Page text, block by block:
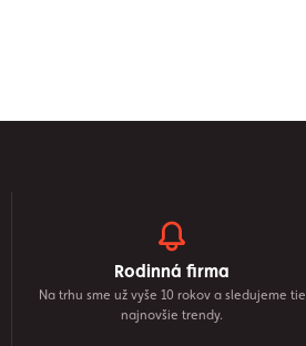
Rodinná firma
Na trhu sme už vyše 10 rokov a sledujeme tie
najnovšie trendy.